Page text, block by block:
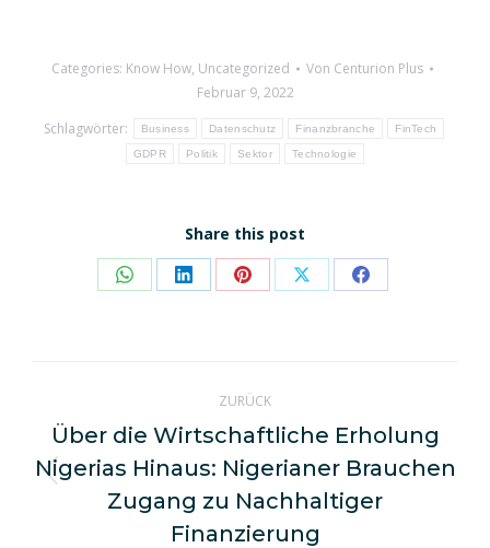
Categories: Know How, Uncategorized Von Centurion Plus
Februar 9, 2022
Schlagwörter:
Business Datenschutz Finanzbranche FinTech
GDPR Politik Sektor Technologie
Share this post
Share Share Share Share Share
Kommentarnavigation
ZURÜCK
Vorheriger
Beitrag:
Über die Wirtschaftliche Erholung
Nigerias Hinaus: Nigerianer Brauchen
Zugang zu Nachhaltiger
Finanzierung